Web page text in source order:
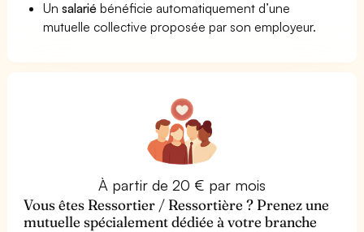
Unsalarié bénéficie automatiquement d’une
mutuelle collective proposée par son employeur.
À partir de 20 € par mois
Vous êtes Ressortier / Ressortière ? Prenez une
mutuelle spécialement dédiée à votre branche